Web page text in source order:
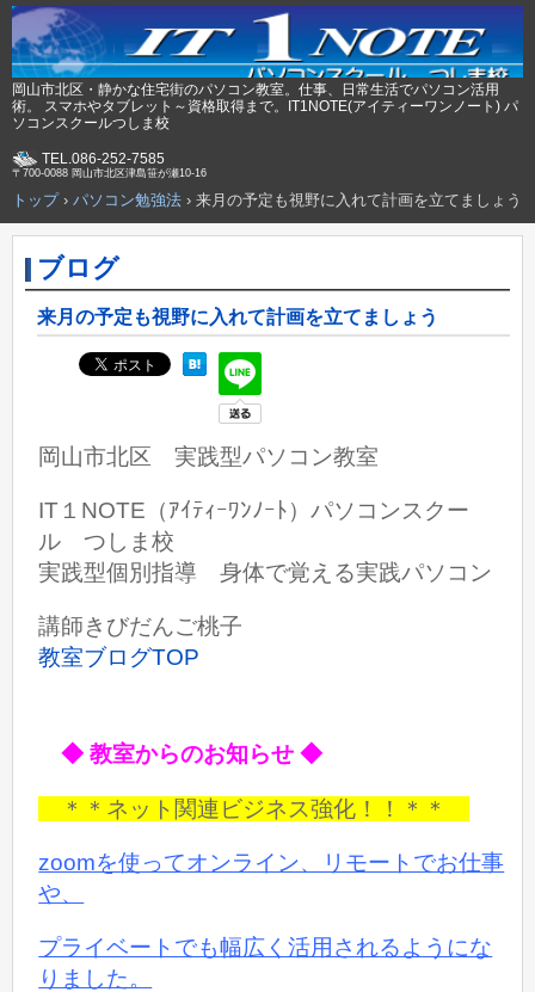
岡山市北区・静かな住宅街のパソコン教室。仕事、日常生活でパソコン活用
術。 スマホやタブレット～資格取得まで。IT1NOTE(アイティーワンノート) パ
ソコンスクールつしま校
TEL.086-252-7585
〒700-0088 岡山市北区津島笹が瀬10-16
トップ› パソコン勉強法 › 来月の予定も視野に入れて計画を立てましょう
ブログ
来月の予定も視野に入れて計画を立てましょう
岡山市北区 実践型パソコン教室
IT１NOTE（ｱｲﾃｨｰﾜﾝﾉｰﾄ）パソコンスクー
ル つしま校
実践型個別指導 身体で覚える実践パソコン
講師きびだんご桃子
教室ブログTOP
◆ 教室からのお知らせ ◆
＊＊ネット関連ビジネス強化！！＊＊
zoomを使ってオンライン、リモートでお仕事
や、
プライベートでも幅広く活用されるようにな
りました。